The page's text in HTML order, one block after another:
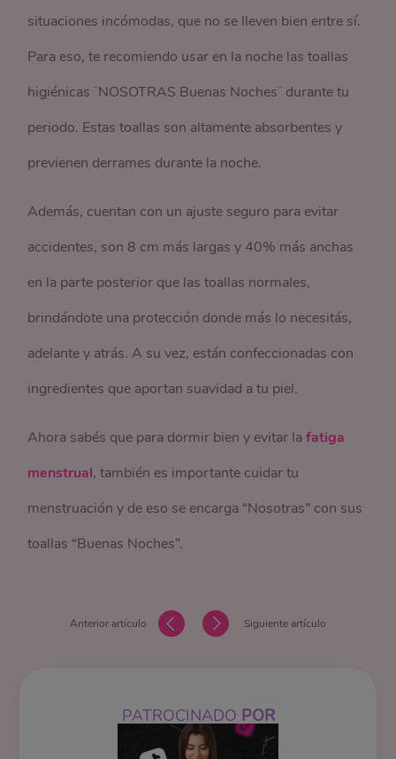
situaciones incómodas, que no se lleven bien entre sí.
Para eso, te recomiendo usar en la noche las toallas
higiénicas ¨NOSOTRAS Buenas Noches¨ durante tu
periodo. Estas toallas son altamente absorbentes y
previenen derrames durante la noche.
Además, cuentan con un ajuste seguro para evitar
accidentes, son 8 cm más largas y 40% más anchas
en la parte posterior que las toallas normales,
brindándote una protección donde más lo necesitás,
adelante y atrás. A su vez, están confeccionadas con
ingredientes que aportan suavidad a tu piel.
Ahora sabés que para dormir bien y evitar lafatiga
menstrual, también es importante cuidar tu
menstruación y de eso se encarga “Nosotras” con sus
toallas “Buenas Noches”.
Anterior artículo Siguiente artículo
PATROCINADO POR